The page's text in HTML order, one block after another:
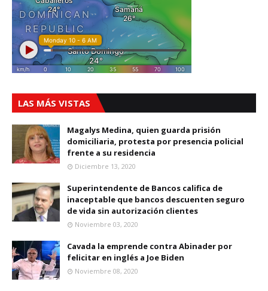
LAS MÁS VISTAS
Magalys Medina, quien guarda prisión
domiciliaria, protesta por presencia policial
frente a su residencia
Diciembre 13, 2020
Superintendente de Bancos califica de
inaceptable que bancos descuenten seguro
de vida sin autorización clientes
Noviembre 03, 2020
Cavada la emprende contra Abinader por
felicitar en inglés a Joe Biden
Noviembre 08, 2020